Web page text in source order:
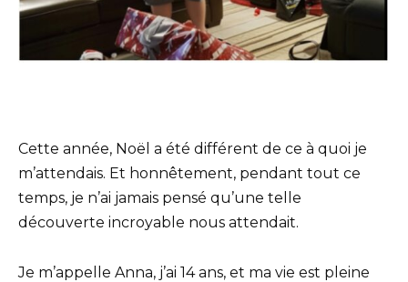
Cette année, Noël a été différent de ce à quoi je
m’attendais. Et honnêtement, pendant tout ce
temps, je n’ai jamais pensé qu’une telle
découverte incroyable nous attendait.
Je m’appelle Anna, j’ai 14 ans, et ma vie est pleine